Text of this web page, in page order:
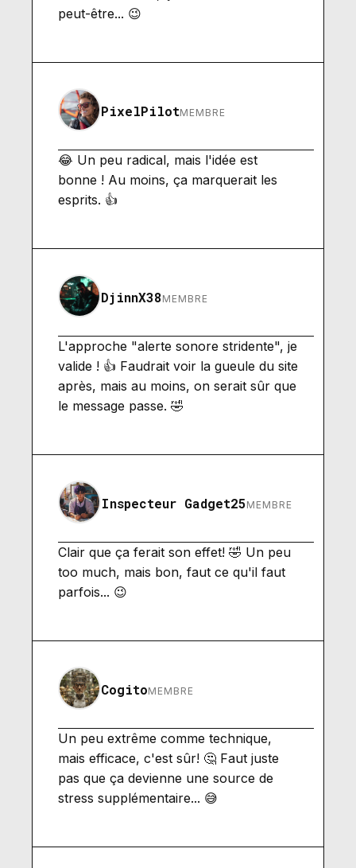
peut-être... 😉
PixelPilotMEMBRE
😂 Un peu radical, mais l'idée est
bonne ! Au moins, ça marquerait les
esprits. 👍
DjinnX38MEMBRE
L'approche "alerte sonore stridente", je
valide ! 👍 Faudrait voir la gueule du site
après, mais au moins, on serait sûr que
le message passe. 🤣
Inspecteur Gadget25 MEMBRE
Clair que ça ferait son effet! 🤣 Un peu
too much, mais bon, faut ce qu'il faut
parfois... 😉
CogitoMEMBRE
Un peu extrême comme technique,
mais efficace, c'est sûr! 🤔 Faut juste
pas que ça devienne une source de
stress supplémentaire... 😅